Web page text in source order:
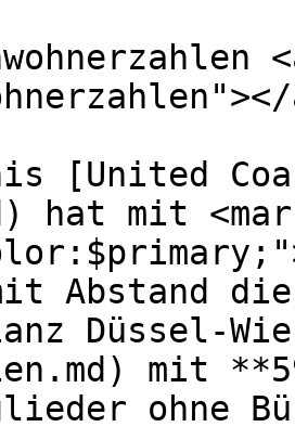
[United
hat mit
Abstand
Düssel-
mit
ohne